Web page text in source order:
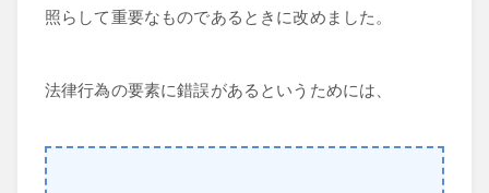
照らして重要なものであるときに改めました。
法律行為の要素に錯誤があるというためには、